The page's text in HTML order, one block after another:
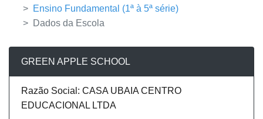
Ensino Fundamental (1ª à 5ª série)
Dados da Escola
GREEN APPLE SCHOOL
Razão Social: CASA UBAIA CENTRO
EDUCACIONAL LTDA